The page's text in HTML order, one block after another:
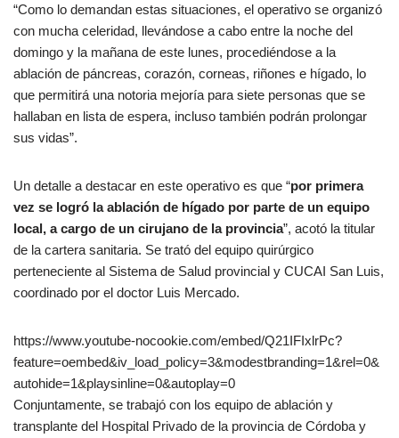
“Como lo demandan estas situaciones, el operativo se organizó
con mucha celeridad, llevándose a cabo entre la noche del
domingo y la mañana de este lunes, procediéndose a la
ablación de páncreas, corazón, corneas, riñones e hígado, lo
que permitirá una notoria mejoría para siete personas que se
hallaban en lista de espera, incluso también podrán prolongar
sus vidas”.
Un detalle a destacar en este operativo es que “por primera
vez se logró la ablación de hígado por parte de un equipo
local, a cargo de un cirujano de la provincia”, acotó la titular
de la cartera sanitaria. Se trató del equipo quirúrgico
perteneciente al Sistema de Salud provincial y CUCAI San Luis,
coordinado por el doctor Luis Mercado.
https://www.youtube-nocookie.com/embed/Q21IFIxlrPc?
feature=oembed&iv_load_policy=3&modestbranding=1&rel=0&
autohide=1&playsinline=0&autoplay=0
Conjuntamente, se trabajó con los equipo de ablación y
transplante del Hospital Privado de la provincia de Córdoba y